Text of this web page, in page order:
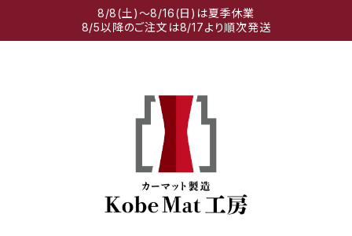
8/8(土)～8/16(日)は夏季休業
8/5以降のご注文は8/17より順次発送